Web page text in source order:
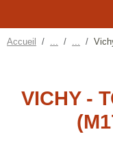
Accueil
VICHY -